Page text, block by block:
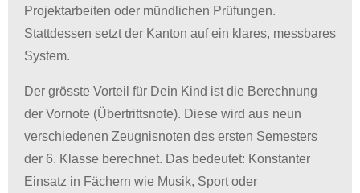
Projektarbeiten oder mündlichen Prüfungen.
Stattdessen setzt der Kanton auf ein klares, messbares
System.
Der grösste Vorteil für Dein Kind ist die Berechnung
der Vornote (Übertrittsnote). Diese wird aus neun
verschiedenen Zeugnisnoten des ersten Semesters
der 6. Klasse berechnet. Das bedeutet: Konstanter
Einsatz in Fächern wie Musik, Sport oder